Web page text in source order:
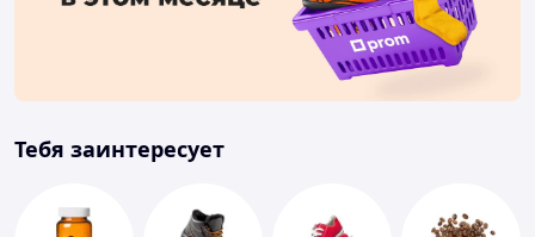
Тебя заинтересует